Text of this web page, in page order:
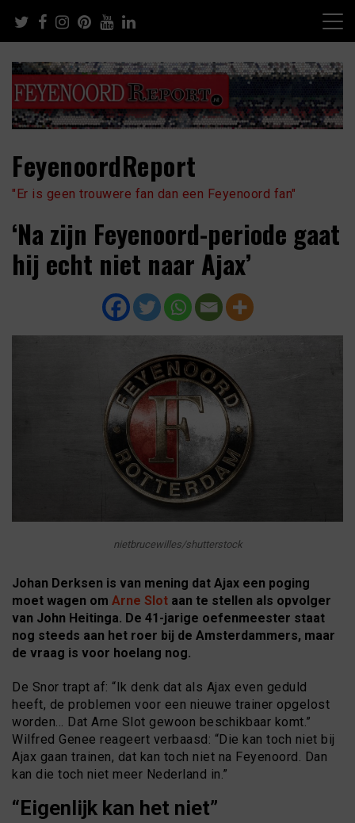
content
FeyenoordReport
"Er is geen trouwere fan dan een Feyenoord fan"
‘Na zijn Feyenoord-periode gaat
hij echt niet naar Ajax’
nietbrucewilles/shutterstock
Johan Derksen is van mening dat Ajax een poging
moet wagen om Arne Slot aan te stellen als opvolger
van John Heitinga. De 41-jarige oefenmeester staat
nog steeds aan het roer bij de Amsterdammers, maar
de vraag is voor hoelang nog.
De Snor trapt af: “Ik denk dat als Ajax even geduld
heeft, de problemen voor een nieuwe trainer opgelost
worden… Dat Arne Slot gewoon beschikbaar komt.”
Wilfred Genee reageert verbaasd: “Die kan toch niet bij
Ajax gaan trainen, dat kan toch niet na Feyenoord. Dan
kan die toch niet meer Nederland in.”
“Eigenlijk kan het niet”